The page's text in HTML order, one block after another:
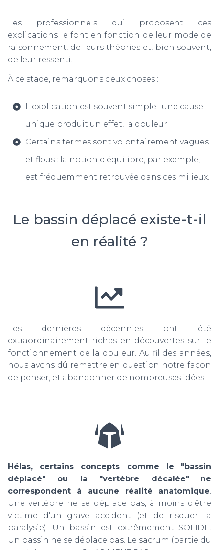
Les professionnels qui proposent ces
explications le font en fonction de leur mode de
raisonnement, de leurs théories et, bien souvent,
de leur ressenti.
À ce stade, remarquons deux choses :
L'explication est souvent simple : une cause
unique produit un effet, la douleur.
Certains termes sont volontairement vagues
et flous : la notion d'équilibre, par exemple,
est fréquemment retrouvée dans ces milieux.
Le bassin déplacé existe-t-il
en réalité ?
Les dernières décennies ont été
extraordinairement riches en découvertes sur le
fonctionnement de la douleur. Au fil des années,
nous avons dû remettre en question notre façon
de penser, et abandonner de nombreuses idées.
Hélas, certains concepts comme le "bassin
déplacé" ou la "vertèbre décalée"
ne
correspondent à aucune réalité anatomique.
Une vertèbre ne se déplace pas, à moins d'être
victime d'un grave accident (et de risquer la
paralysie). Un bassin est extrêmement SOLIDE.
Un bassin ne se déplace pas. Le sacrum (partie du